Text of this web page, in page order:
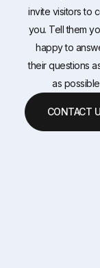
invite visitors to
you. Tell them
happy to
their questions
as
CONTACT